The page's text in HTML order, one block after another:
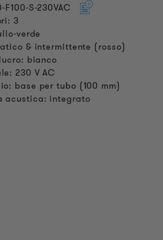
S-230VAC
3
verde
& intermittente (rosso)
bianco
230 V AC
base per tubo (100 mm)
acustica: integrato